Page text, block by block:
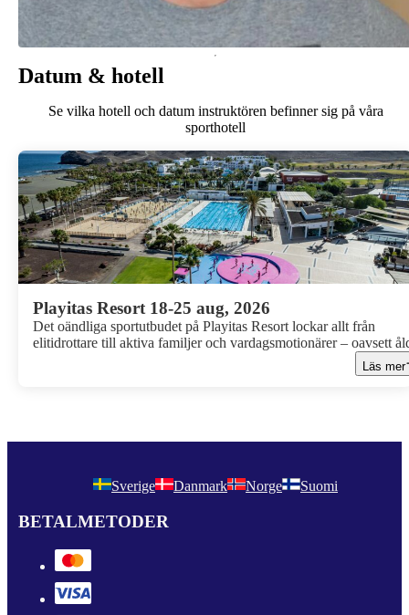
Datum & hotell
Se vilka hotell och datum instruktören befinner sig på våra
sporthotell
Playitas Resort 18-25 aug, 2026
Det oändliga sportutbudet på Playitas Resort lockar allt från
elitidrottare till aktiva familjer och vardagsmotionärer – oavsett
eller nivå. Bo i en lägenhet med eget kök, ett bekvämt hotellrum
eller en villa med privat pool. Här väntar ett gränslöst utbud av
Läs mer
Sverige Danmark Norge Suomi
BETALMETODER